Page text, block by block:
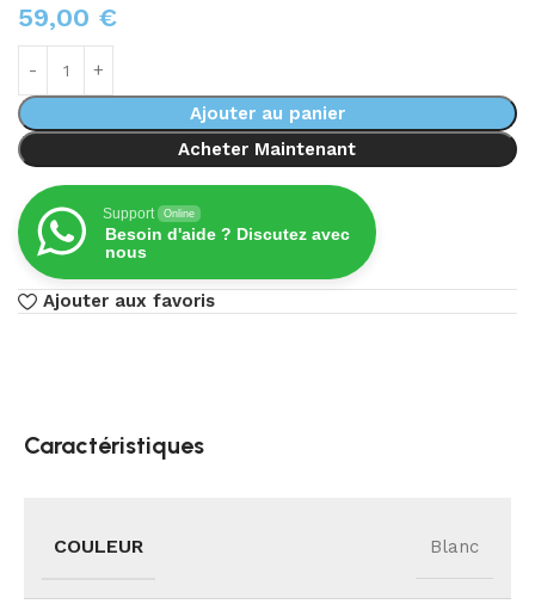
59,00 €
Ajouter au panier
Acheter Maintenant
Support Online
Besoin d'aide ? Discutez avec
nous
Ajouter aux favoris
Caractéristiques
COULEUR Blanc